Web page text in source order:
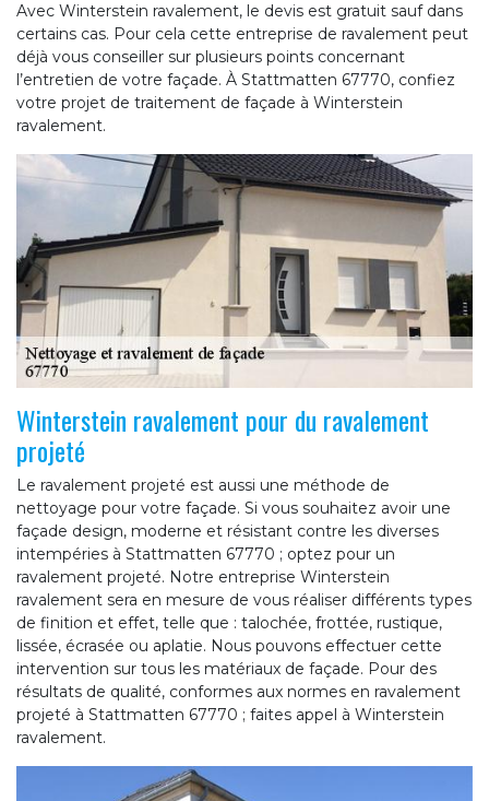
Avec Winterstein ravalement, le devis est gratuit sauf dans
certains cas. Pour cela cette entreprise de ravalement peut
déjà vous conseiller sur plusieurs points concernant
l’entretien de votre façade. À Stattmatten 67770, confiez
votre projet de traitement de façade à Winterstein
ravalement.
Winterstein ravalement pour du ravalement
projeté
Le ravalement projeté est aussi une méthode de
nettoyage pour votre façade. Si vous souhaitez avoir une
façade design, moderne et résistant contre les diverses
intempéries à Stattmatten 67770 ; optez pour un
ravalement projeté. Notre entreprise Winterstein
ravalement sera en mesure de vous réaliser différents types
de finition et effet, telle que : talochée, frottée, rustique,
lissée, écrasée ou aplatie. Nous pouvons effectuer cette
intervention sur tous les matériaux de façade. Pour des
résultats de qualité, conformes aux normes en ravalement
projeté à Stattmatten 67770 ; faites appel à Winterstein
ravalement.